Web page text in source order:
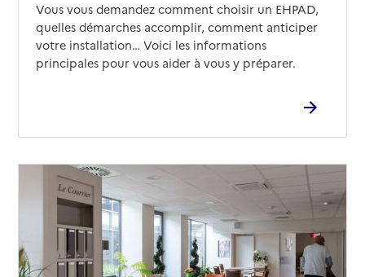
Vous vous demandez comment choisir un EHPAD,
quelles démarches accomplir, comment anticiper
votre installation… Voici les informations
principales pour vous aider à vous y préparer.